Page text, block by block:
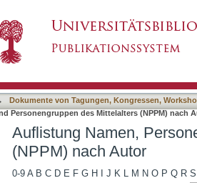
Dokumente von Tagungen, Kongressen,
Personengruppen des Mittelalters (NPPM) nach
Auflistung Namen,
(NPPM) nach Autor
0-9 A B C D E F G H J K L M N O P Q R S